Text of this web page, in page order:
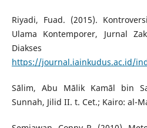
Riyadi, Fuad. (2015).
Ulama Kontemporer, Jurnal
https://journal.iainkudus.ac.id/
Sālim, Abu Mālik Kamāl bin
Sunnah, Jilid II. t. Cet.; Kairo: al-